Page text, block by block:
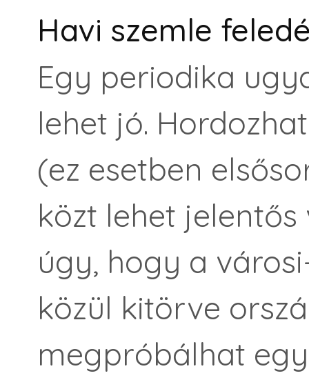
Havi szemle
Egy periodika
lehet jó.
(ez esetben
közt lehet
úgy, hogy a
közül kitörve
megpróbálhat